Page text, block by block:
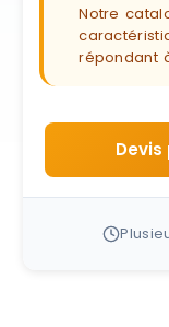
Notre
répondant